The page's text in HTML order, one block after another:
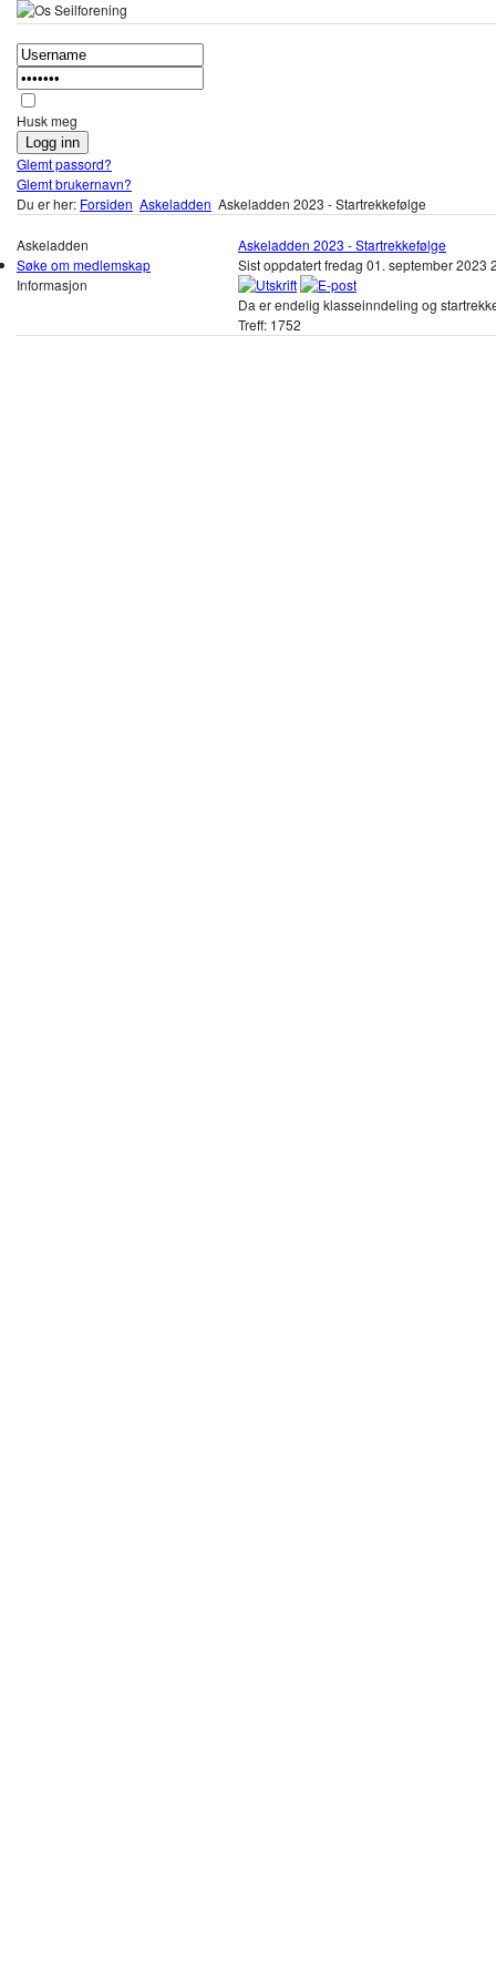
Husk meg
Glemt passord?
Glemt brukernavn?
Du er her: Forsiden Askeladden Askeladden 2023 - Startrekkefølge
Askeladden
Søke om medlemskap
Informasjon
Askeladden 2023 - Startrekkefølge
Sist oppdatert fredag 01. september 2023
Da er endelig klasseinndeling og
Treff: 1752